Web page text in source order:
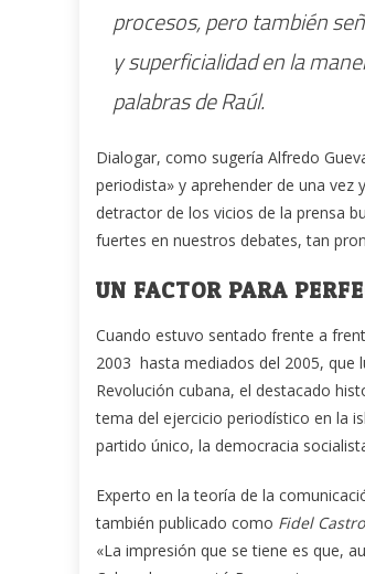
procesos, pero también
y superficialidad en la
palabras de Raúl.
Dialogar, como sugería Alfredo
periodista» y aprehender de una
detractor de los vicios de la prensa
fuertes en nuestros debates, tan
UN FACTOR PARA
Cuando estuvo sentado frente a
2003 hasta mediados del 2005, que
Revolución cubana, el destacado
tema del ejercicio periodístico en la
partido único, la democracia
Experto en la teoría de la
también publicado como Fidel
«La impresión que se tiene es que,